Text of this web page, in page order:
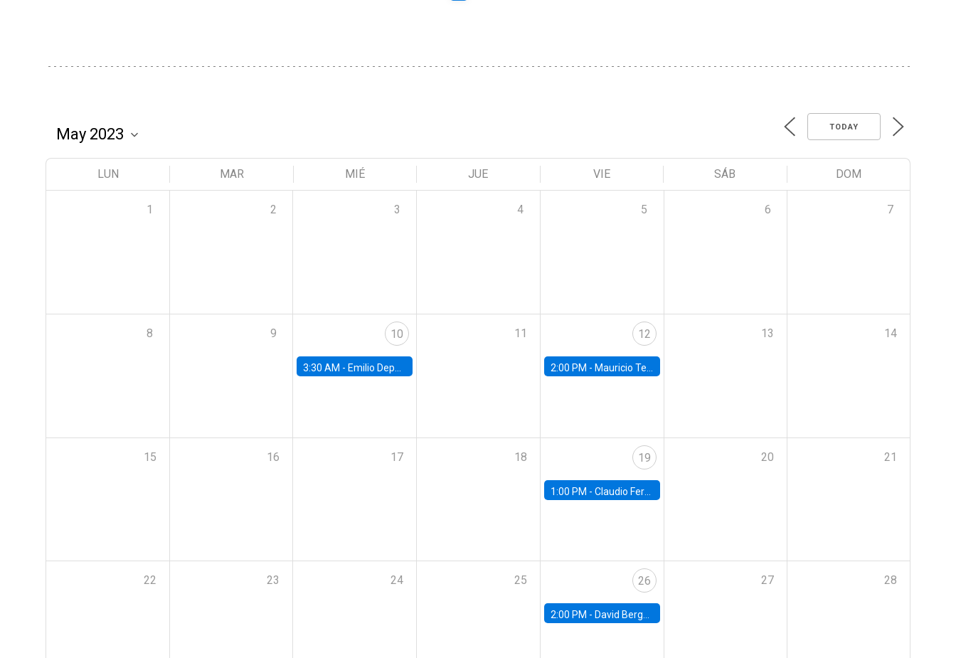
TODAY
LUN MAR MIÉ JUE VIE SÁB DOM
1 2 3 4 5 6 7
8 9 10
3:30 AM - Emilio Depetris-Chauvín, Universidad Católica
11 12
2:00 PM - Mauricio Tejada, UDP
13 14
15 16 17 18 19
1:00 PM - Claudio Ferraz, British Columbia
20 21
22 23 24 25 26
2:00 PM - David Berger, Duke
27 28